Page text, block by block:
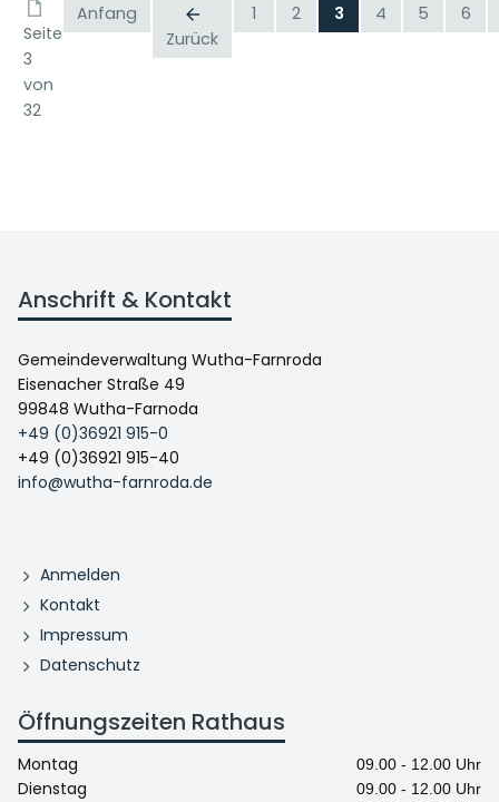
Seite
3
von
32
Anfang
Zurück
1 2 3 4 5 6
Anschrift & Kontakt
Gemeindeverwaltung Wutha-Farnroda
Eisenacher Straße 49
99848 Wutha-Farnoda
+49 (0)36921 915-0
+49 (0)36921 915-40
info@wutha-farnroda.de
Anmelden
Kontakt
Impressum
Datenschutz
Öffnungszeiten Rathaus
Montag 09.00 - 12.00 Uhr
Dienstag
09.00 - 12.00 Uhr